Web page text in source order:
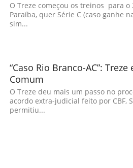
O Treze começou os treinos para o
Paraíba, quer Série C (caso ganhe
sim...
“Caso Rio Branco-AC”:
Comum
O Treze deu mais um passo no
acordo extra-judicial feito por CBF,
permitiu...